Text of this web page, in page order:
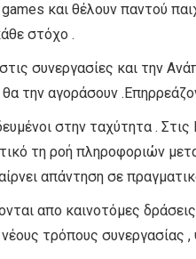
και θέλουν παντού
στόχο .
συνεργασίες και την
θα την αγοράσουν
στην ταχύτητα .
τη ροή πληροφοριών
απάντηση σε
απο καινοτόμες
τρόπους συνεργασίας